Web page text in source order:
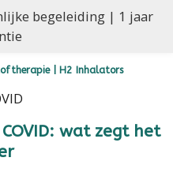
| H2 Inhalators
begeleiding | 1 jaar
wat zegt het